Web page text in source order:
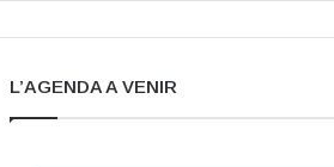
L’AGENDA A VENIR